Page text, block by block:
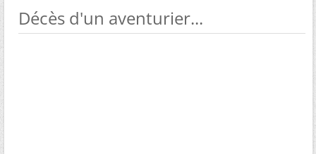
Décès d'un aventurier...